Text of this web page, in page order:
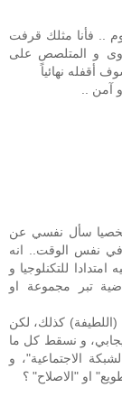
.. فأنا مثلك قرفت
و المتلصص على
أقفله نهائياً
آمن ..
سأل نفسي عن
في نفس الوقت.. انه
للتكنلوجيا و
تبر مجموعة او
كذلك، لكن
و نسقط كل ما
الاجتماعية"، و
او "الاصلاح" ؟